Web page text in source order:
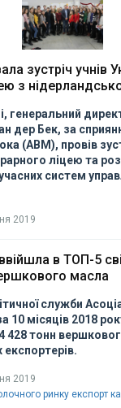
зустріч учнів
з
генеральний
дер Бек, за
(АВМ), провів
ліцею та
систем
2019
в ТОП-5
масла
служби
місяців 2018
428 тонн
експортерів.
2019
ринку експорт